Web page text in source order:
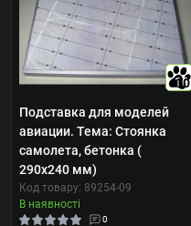
10
Подставка для моделей
авиации. Тема: Стоянка
самолета, бетонка (
290x240 мм)
Код товару: 89254-09
В наявності
0